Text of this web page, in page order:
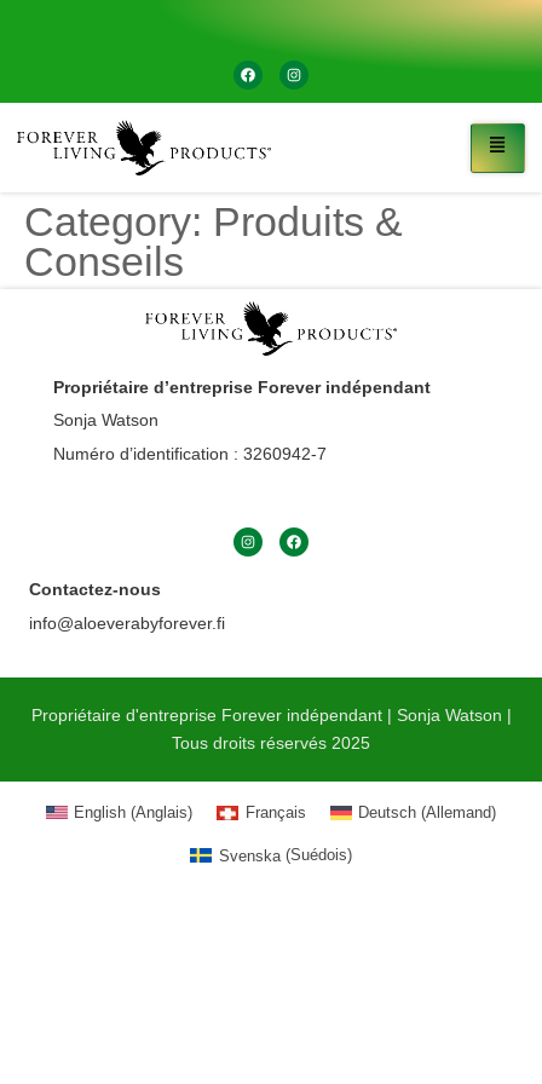
Category: Produits &
Conseils
Propriétaire d’entreprise Forever indépendant
Sonja Watson
Numéro d’identification : 3260942-7
Contactez-nous
info@aloeverabyforever.fi
Propriétaire d'entreprise Forever indépendant | Sonja Watson |
Tous droits réservés 2025
English (Anglais) Français Deutsch(Allemand)
Svenska(Suédois)